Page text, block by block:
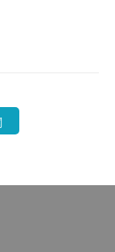
退換。
有任何殘缺
方式聯絡 萊